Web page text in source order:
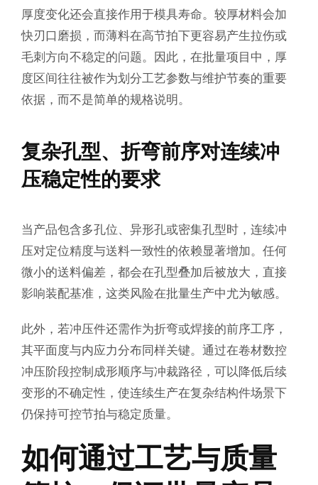
厚度变化还会直接作用于模具寿命。较厚材料会加
快刃口磨损，而薄料在高节拍下更容易产生拉伤或
毛刺方向不稳定的问题。因此，在批量项目中，厚
度区间往往被作为划分工艺参数与维护节奏的重要
依据，而不是简单的规格说明。
复杂孔型、折弯前序对连续冲
压稳定性的要求
当产品包含多孔位、异形孔或密集孔型时，连续冲
压对定位精度与送料一致性的依赖显著增加。任何
微小的送料偏差，都会在孔型叠加后被放大，直接
影响装配基准，这类风险在批量生产中尤为敏感。
此外，若冲压件还需作为折弯或焊接的前序工序，
其平面度与内应力分布同样关键。通过在卷材数控
冲压阶段控制成形顺序与冲裁路径，可以降低后续
变形的不确定性，使连续生产在复杂结构件场景下
仍保持可控节拍与稳定质量。
如何通过工艺与质量